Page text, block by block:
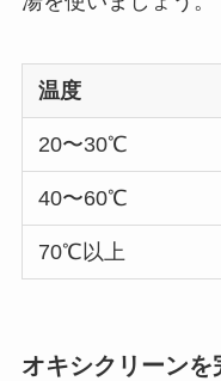
温度
20〜30℃
40〜60℃
70℃以上
オキシクリーン